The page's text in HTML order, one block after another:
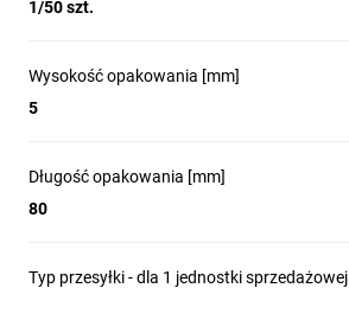
1/50 szt.
Wysokość opakowania [mm]
5
Długość opakowania [mm]
80
Typ przesyłki - dla 1 jednostki sprzedażowej